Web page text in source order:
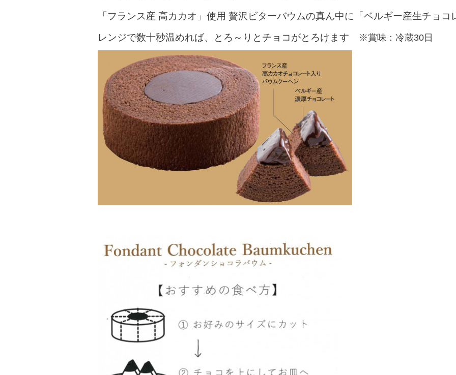
「フランス産 高カカオ」使用 贅沢ビターバウムの真ん中に「ベルギー産生チョコ
レンジで数十秒温めれば、とろ～りとチョコがとろけます
※賞味：冷蔵30日